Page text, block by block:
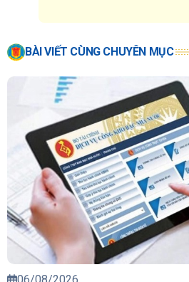
BÀI VIẾT CÙNG CHUYÊN MỤC